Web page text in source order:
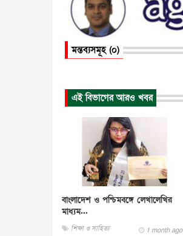
মন্তব্যসমূহ (০)
এই বিভাগের আরও খবর
বাংলাদেশ ও পশ্চিমবঙ্গে লেখালেখির
মাধ্যম...
শিক্ষা ও সাহিত্য 1 month ago